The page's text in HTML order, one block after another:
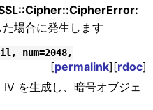
場合に発生します
num=2048,
[permalink][rdoc]
を生成し、暗号オブジェ